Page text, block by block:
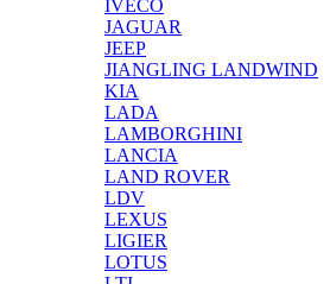
IVECO
JAGUAR
JEEP
JIANGLING LANDWIND
KIA
LADA
LAMBORGHINI
LANCIA
LAND ROVER
LDV
LEXUS
LIGIER
LOTUS